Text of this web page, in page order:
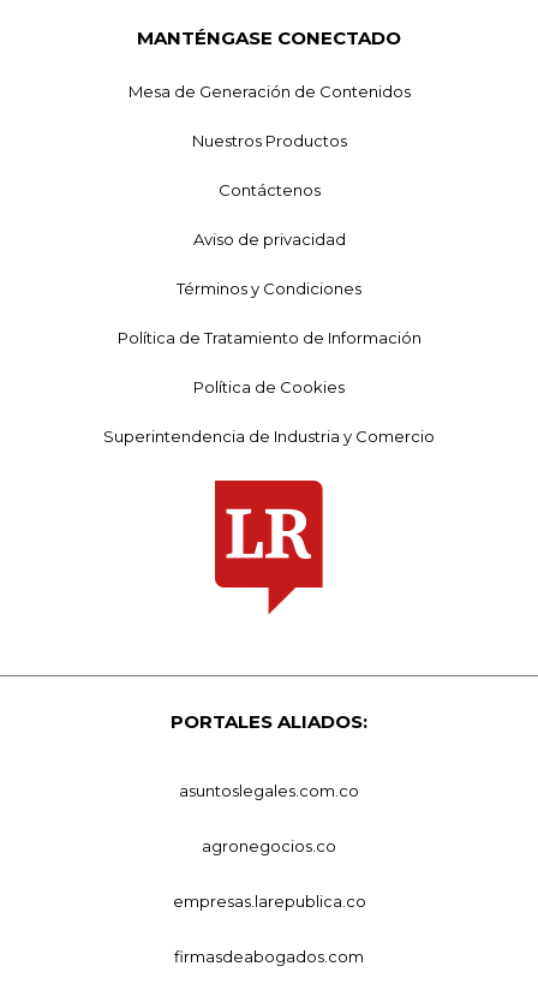
MANTÉNGASE CONECTADO
Mesa de Generación de Contenidos
Nuestros Productos
Contáctenos
Aviso de privacidad
Términos y Condiciones
Política de Tratamiento de Información
Política de Cookies
Superintendencia de Industria y Comercio
PORTALES ALIADOS:
asuntoslegales.com.co
agronegocios.co
empresas.larepublica.co
firmasdeabogados.com